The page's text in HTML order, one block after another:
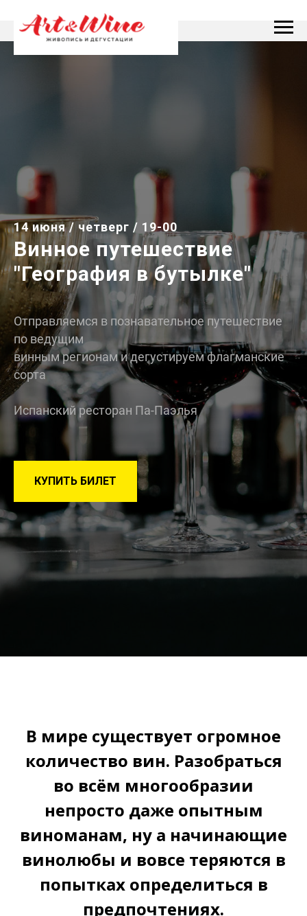
14 июня / четверг / 19-00
Винное путешествие
"География в бутылке"
Отправляемся в познавательное путешествие
по ведущим
винным регионам и дегустируем флагманские
сорта
Испанский ресторан Па-Паэлья
КУПИТЬ БИЛЕТ
В мире существует огромное
количество вин. Разобраться
во всём многообразии
непросто даже опытным
виноманам, ну а начинающие
винолюбы и вовсе теряются в
попытках определиться в
предпочтениях.